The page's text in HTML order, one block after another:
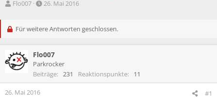
E
t
l
e
r
Flo007
E
t
l
t
a
m
26. Mai 2016
Für weitere Antworten geschlossen.
Flo007
Parkrocker
Beiträge
231 Reaktionspunkte 11
26. Mai 2016 #1